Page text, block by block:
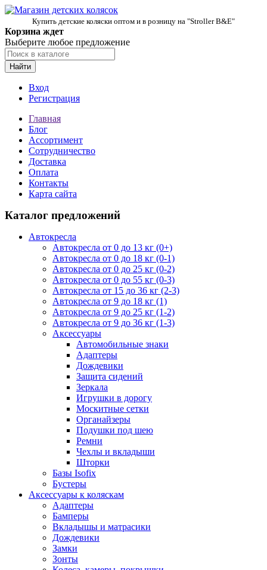
Купить детские коляски оптом и в розницу на "Stroller B&E"
Корзина ждет
Выберите любое предложение
Найти
Вход
Регистрация
Главная
Блог
Ассортимент
Сотрудничество
Доставка
Оплата
Контакты
Карта сайта
Каталог предложений
Автокресла
Автокресла от 0 до 13 кг (0+)
Автокресла от 0 до 18 кг (0-1)
Автокресла от 0 до 25 кг (0-2)
Автокресла от 0 до 55 кг (0-3)
Автокресла от 15 до 36 кг (2-3)
Автокресла от 9 до 18 кг (1)
Автокресла от 9 до 25 кг (1-2)
Автокресла от 9 до 36 кг (1-3)
Аксессуары
Автомобильные знаки
Адаптеры
Дождевики
Защита сидений
Зеркала
Игрушки в дорогу
Москитные сетки
Органайзеры
Подушки под шею
Ремни
Чехлы и вкладыши
Шторки
Базы Isofix
Бустеры
Аксессуары к коляскам
Адаптеры
Бамперы
Вкладышы и матрасики
Дождевики
Замки
Зонты